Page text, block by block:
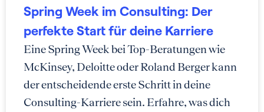
Spring Week im Consulting: Der
perfekte Start für deine Karriere
Eine Spring Week bei Top-Beratungen wie
McKinsey, Deloitte oder Roland Berger kann
der entscheidende erste Schritt in deine
Consulting-Karriere sein. Erfahre, was dich